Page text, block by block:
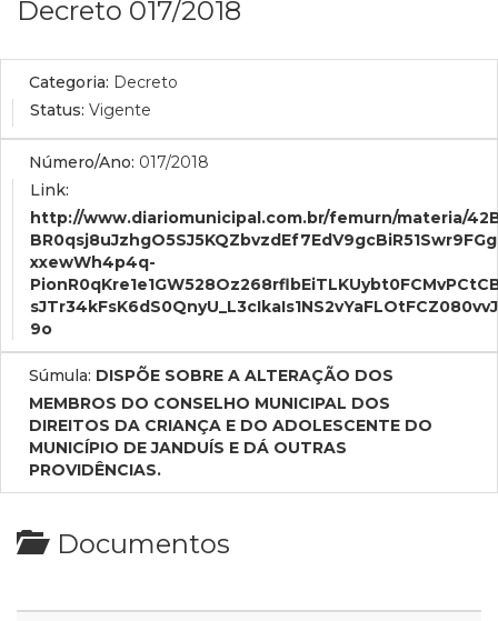
Decreto 017/2018
Categoria: Decreto
Status: Vigente
Número/Ano: 017/2018
Link:
http://www.diariomunicipal.com.br/femurn/materia/
xxewWh4p4q-
9o
Súmula: DISPÕE SOBRE A ALTERAÇÃO DOS
MEMBROS DO CONSELHO MUNICIPAL DOS
DIREITOS DA CRIANÇA E DO ADOLESCENTE DO
MUNICÍPIO DE JANDUÍS E DÁ OUTRAS
PROVIDÊNCIAS.
Documentos